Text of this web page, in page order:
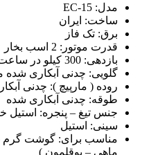
مدل: EC-15
ساخت: ایران
برق: تک فاز
قدرت موتور: 2 اسب بخار
بازدهی: 300 کیلو در ساعت
گلویی: چدنی آبکاری
روده ( مارپیچ ): چدنی
طوقه: چدنی آبکاری شده
جنس تیغ – پنجره: استیل
سینی: استیل
مناسب برای: گوشت گرم
ماهی – بوقلمون )